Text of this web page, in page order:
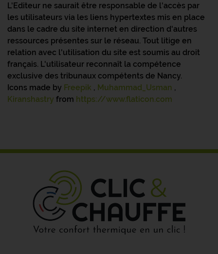
L'Editeur ne saurait être responsable de l'accès par
les utilisateurs via les liens hypertextes mis en place
dans le cadre du site internet en direction d'autres
ressources présentes sur le réseau. Tout litige en
relation avec l'utilisation du site est soumis au droit
français. L'utilisateur reconnaît la compétence
exclusive des tribunaux compétents de Nancy.
Icons made by Freepik , Muhammad_Usman ,
Kiranshastry from https://www.flaticon.com